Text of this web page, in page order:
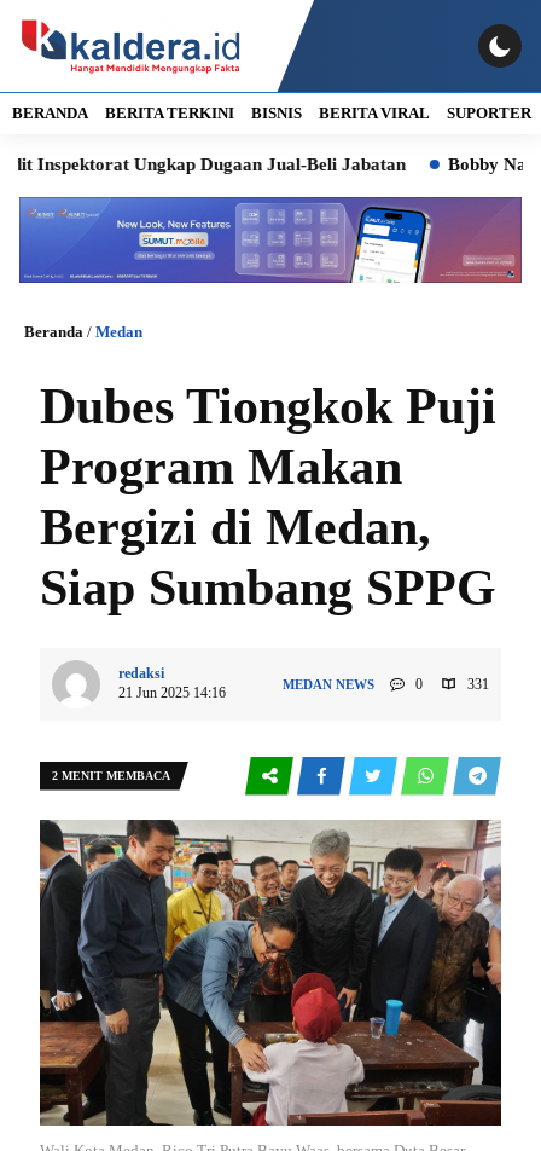
BERANDA BERITA TERKINI BISNIS BERITA VIRAL SUPORTER
Ungkap Dugaan Jual-Beli Jabatan Bobby Nasution
Beranda / Medan
Dubes Tiongkok Puji
Program Makan
Bergizi di Medan,
Siap Sumbang SPPG
redaksi
21 Jun 2025 14:16
MEDAN NEWS 0 331
2 MENIT MEMBACA